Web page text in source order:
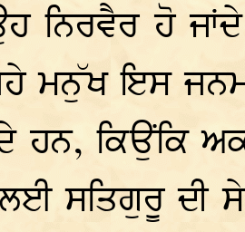
ਨਿਰਵੈਰ ਹੋ
ਮਨੁੱਖ ਇਸ
ਹਨ, ਕਿਉਂਕਿ
ਸਤਿਗੁਰੂ ਦੀ